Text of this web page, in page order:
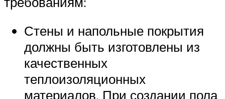
Стены и напольные покрытия
должны быть изготовлены из
качественных
теплоизоляционных
материалов. При создании пола